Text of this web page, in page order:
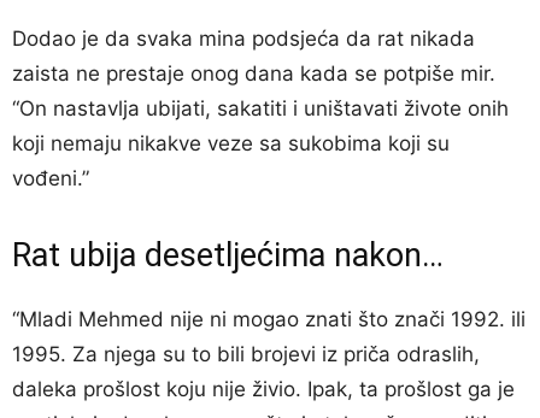
Dodao je da svaka mina podsjeća da rat nikada
zaista ne prestaje onog dana kada se potpiše mir.
“On nastavlja ubijati, sakatiti i uništavati živote onih
koji nemaju nikakve veze sa sukobima koji su
vođeni.”
Rat ubija desetljećima nakon…
“Mladi Mehmed nije ni mogao znati što znači 1992. ili
1995. Za njega su to bili brojevi iz priča odraslih,
daleka prošlost koju nije živio. Ipak, ta prošlost ga je